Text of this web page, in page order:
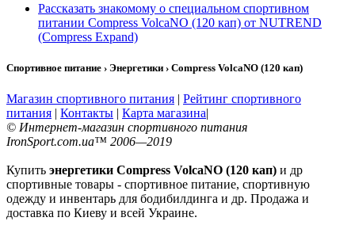
Рассказать знакомому о специальном спортивном
питании Compress VolcaNO (120 кап) от NUTREND
(Compress Expand)
Спортивное питание › Энергетики › Compress VolcaNO (120 кап)
Магазин спортивного питания | Рейтинг спортивного
питания | Контакты | Карта магазина|
© Интернет-магазин спортивного питания
IronSport.com.ua™ 2006—2019
Купить энергетики Compress VolcaNO (120 кап) и др
спортивные товары - спортивное питание, спортивную
одежду и инвентарь для бодибилдинга и др. Продажа и
доставка по Киеву и всей Украине.